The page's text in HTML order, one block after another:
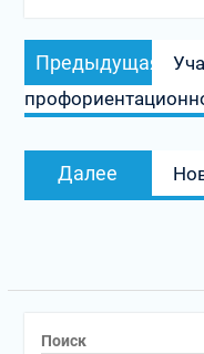
Навигация
по
записям
Предыдущая
Далее
Поиск